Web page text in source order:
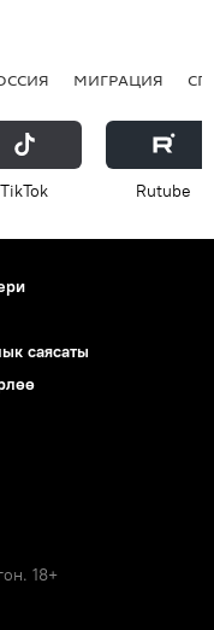
МИГРАЦИЯ
ТikТоk Rutube
саясаты
18+